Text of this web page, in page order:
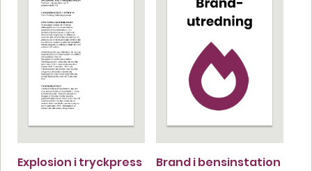
Explosion i tryckpress Brand i bensinstation